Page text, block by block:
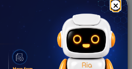
×
regulacyjne
dla dostępu do rynku